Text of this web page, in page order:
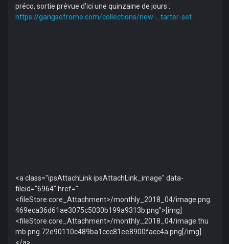
préco, sortie prévue d'ici une quinzaine de jours :
https://gangsofrome.com/collections/new-...tarter-set
<a class="ipsAttachLink ipsAttachLink_image" data-
fileid="6964" href="
<fileStore.core_Attachment>/monthly_2018_04/image.png.
469eca36d61ae3075c5030b199a9313b.png">[img]
<fileStore.core_Attachment>/monthly_2018_04/image.thu
mb.png.72e90110c489ba1ccc81ee8900facc4a.png[/img]
</a>